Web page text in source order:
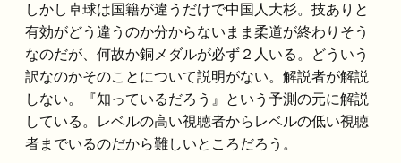
しかし卓球は国籍が違うだけで中国人大杉。技ありと
有効がどう違うのか分からないまま柔道が終わりそう
なのだが、何故か銅メダルが必ず２人いる。どういう
訳なのかそのことについて説明がない。解説者が解説
しない。『知っているだろう』という予測の元に解説
している。レベルの高い視聴者からレベルの低い視聴
者までいるのだから難しいところだろう。